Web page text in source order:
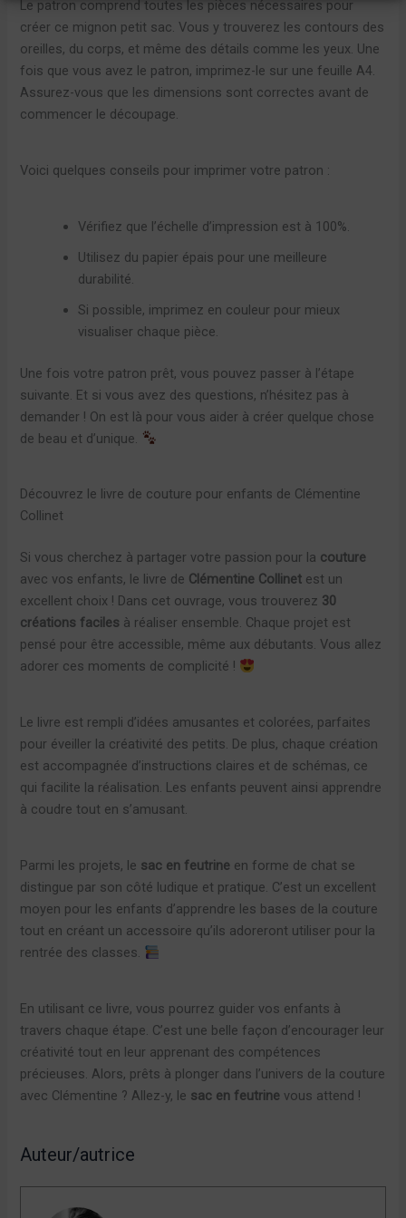
Le patron comprend toutes les pièces nécessaires pour
créer ce mignon petit sac. Vous y trouverez les contours des
oreilles, du corps, et même des détails comme les yeux. Une
fois que vous avez le patron, imprimez-le sur une feuille A4.
Assurez-vous que les dimensions sont correctes avant de
commencer le découpage.
Voici quelques conseils pour imprimer votre patron :
Vérifiez que l’échelle d’impression est à 100%.
Utilisez du papier épais pour une meilleure
durabilité.
Si possible, imprimez en couleur pour mieux
visualiser chaque pièce.
Une fois votre patron prêt, vous pouvez passer à l’étape
suivante. Et si vous avez des questions, n’hésitez pas à
demander ! On est là pour vous aider à créer quelque chose
de beau et d’unique.
Découvrez le livre de couture pour enfants de Clémentine
Collinet
Si vous cherchez à partager votre passion pour la couture
avec vos enfants, le livre de Clémentine Collinet est un
excellent choix ! Dans cet ouvrage, vous trouverez 30
créations faciles à réaliser ensemble. Chaque projet est
pensé pour être accessible, même aux débutants. Vous allez
adorer ces moments de complicité !
Le livre est rempli d’idées amusantes et colorées, parfaites
pour éveiller la créativité des petits. De plus, chaque création
est accompagnée d’instructions claires et de schémas, ce
qui facilite la réalisation. Les enfants peuvent ainsi apprendre
à coudre tout en s’amusant.
Parmi les projets, le sac en feutrine en forme de chat se
distingue par son côté ludique et pratique. C’est un excellent
moyen pour les enfants d’apprendre les bases de la couture
tout en créant un accessoire qu’ils adoreront utiliser pour la
rentrée des classes.
En utilisant ce livre, vous pourrez guider vos enfants à
travers chaque étape. C’est une belle façon d’encourager leur
créativité tout en leur apprenant des compétences
précieuses. Alors, prêts à plonger dans l’univers de la couture
avec Clémentine ? Allez-y, le sac en feutrine vous attend !
Auteur/autrice